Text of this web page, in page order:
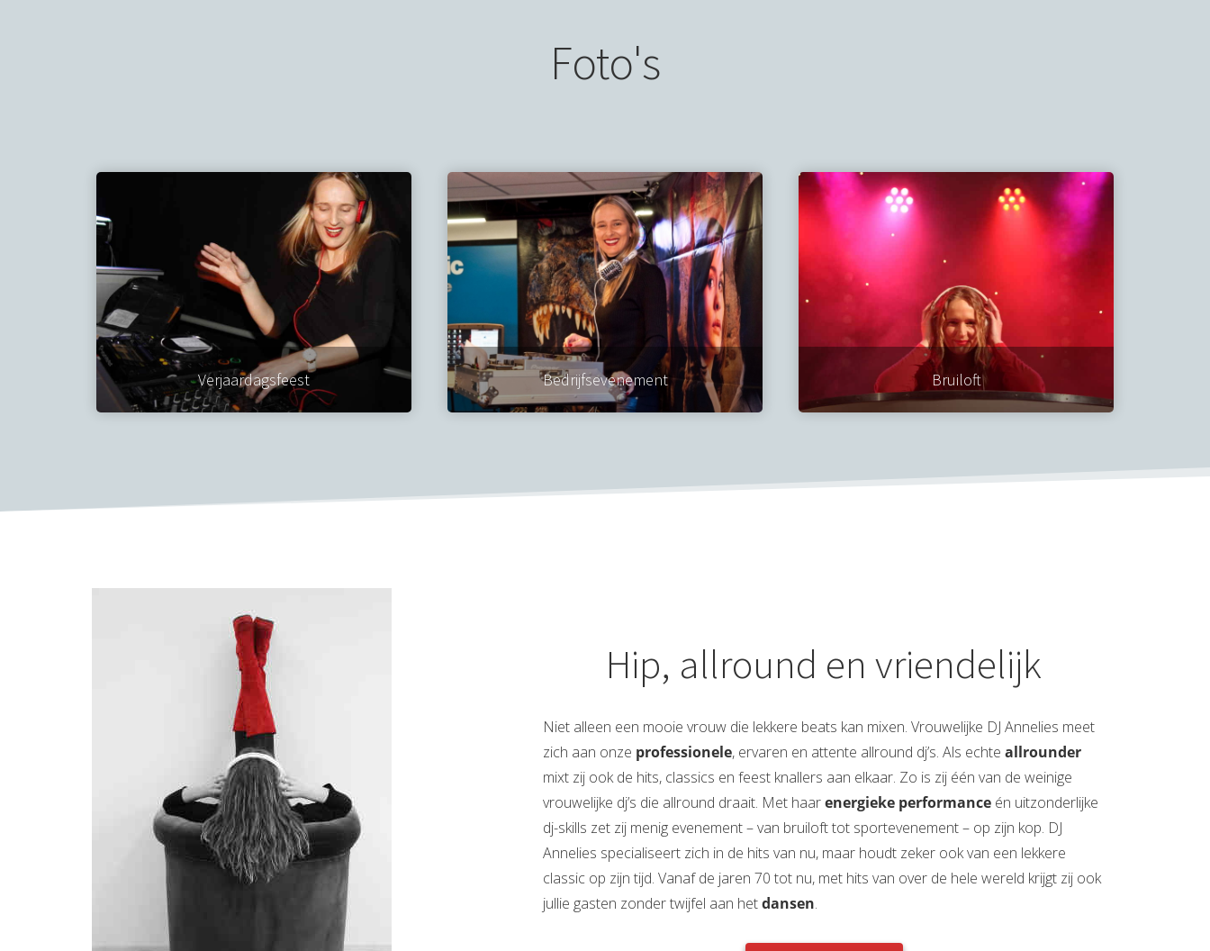
Foto's
Verjaardagsfeest Bedrijfsevenement Bruiloft
Hip, allround en vriendelijk
Niet alleen een mooie vrouw die lekkere beats kan mixen. Vrouwelijke DJ Annelies meet
zich aan onze professionele, ervaren en attente allround dj’s. Als echte allrounder
mixt zij ook de hits, classics en feest knallers aan elkaar. Zo is zij één van de weinige
vrouwelijke dj’s die allround draait. Met haarenergieke performance én uitzonderlijke
dj-skills zet zij menig evenement – van bruiloft tot sportevenement – op zijn kop. DJ
Annelies specialiseert zich in de hits van nu, maar houdt zeker ook van een lekkere
classic op zijn tijd. Vanaf de jaren 70 tot nu, met hits van over de hele wereld krijgt zij ook
jullie gasten zonder twijfel aan hetdansen.